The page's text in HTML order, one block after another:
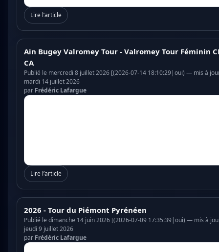
Lire l’article
Ain Bugey Valromey Tour - Valromey Tour Féminin
CA
Publié le mercredi 8 juillet 2026 [(2026-07-14 18:10:29|oui) — mis à
mardi 14 juillet 2026
par Frédéric Lafargue
Lire l’article
2026 - Tour du Piémont Pyrénéen
Publié le dimanche 14 juin 2026 [(2026-07-09 17:35:39|oui) — mis à
jeudi 9 juillet 2026
par Frédéric Lafargue